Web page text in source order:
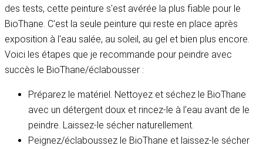
des tests, cette peinture s'est avérée la plus fiable pour le
BioThane. C'est la seule peinture qui reste en place après
exposition à l'eau salée, au soleil, au gel et bien plus encore.
Voici les étapes que je recommande pour peindre avec
succès le BioThane/éclabousser :
Préparez le matériel. Nettoyez et séchez le BioThane
avec un détergent doux et rincez-le à l'eau avant de le
peindre. Laissez-le sécher naturellement.
Peignez/éclaboussez le BioThane et laissez-le sécher